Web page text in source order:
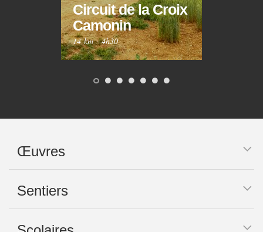
Circuit de la Croix
Camonin
14 km·4h30
Œuvres
Sentiers